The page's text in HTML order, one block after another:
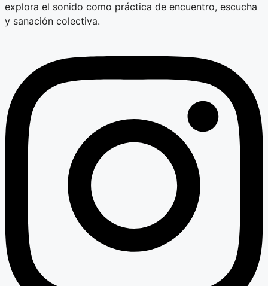
explora el sonido como práctica de encuentro, escucha
y sanación colectiva.